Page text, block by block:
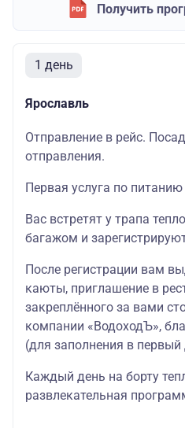
Получить
1 день
Ярославль
Отправление в рейс.
отправления.
Первая услуга по
Вас встретят у трапа
багажом и
После регистрации вам
каюты, приглашение в
закреплённого за вами
компании «ВодоходЪ»,
(для заполнения в первый
Каждый день на борту
развлекательная